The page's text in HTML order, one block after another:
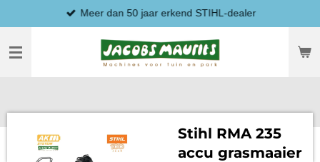
direct
naar
hoofdinhoud
Meer dan 50 jaar erkend STIHL-dealer
Stihl RMA 235
accu grasmaaier